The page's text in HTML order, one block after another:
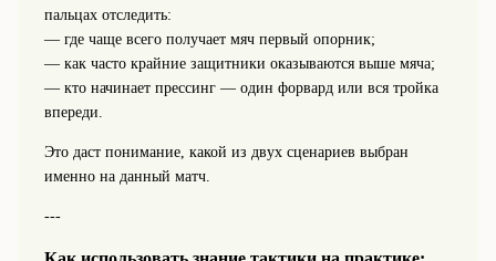
пальцах отследить:
— где чаще всего получает мяч первый опорник;
— как часто крайние защитники оказываются выше мяча;
— кто начинает прессинг — один форвард или вся тройка
впереди.
Это даст понимание, какой из двух сценариев выбран
именно на данный матч.
---